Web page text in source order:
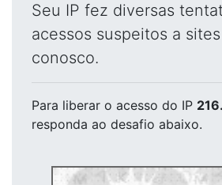
Seu IP fez diversas
acessos suspeitos a
conosco.
Para liberar o acesso do IP
responda ao desafio abaixo.